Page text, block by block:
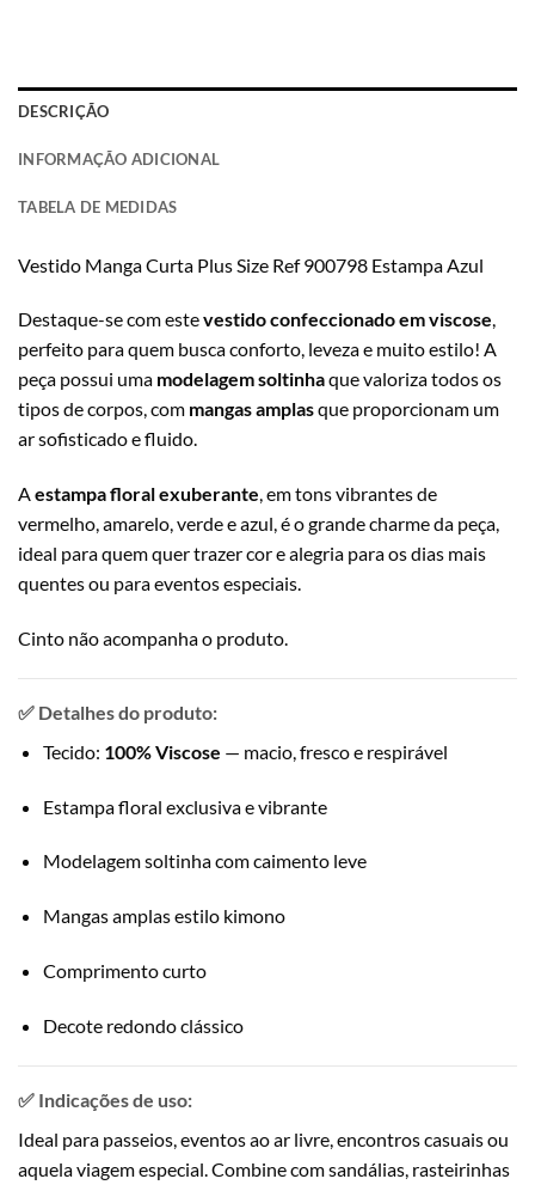
DESCRIÇÃO
INFORMAÇÃO ADICIONAL
TABELA DE MEDIDAS
Vestido Manga Curta Plus Size Ref 900798 Estampa Azul
Destaque-se com estevestido confeccionado em viscose,
perfeito para quem busca conforto, leveza e muito estilo! A
peça possui uma modelagem soltinhaque valoriza todos os
tipos de corpos, com mangas amplasque proporcionam um
ar sofisticado e fluido.
Aestampa floral exuberante, em tons vibrantes de
vermelho, amarelo, verde e azul, é o grande charme da peça,
ideal para quem quer trazer cor e alegria para os dias mais
quentes ou para eventos especiais.
Cinto não acompanha o produto.
✅ Detalhes do produto:
Tecido: 100% Viscose — macio, fresco e respirável
Estampa floral exclusiva e vibrante
Modelagem soltinha com caimento leve
Mangas amplas estilo kimono
Comprimento curto
Decote redondo clássico
✅ Indicações de uso:
Ideal para passeios, eventos ao ar livre, encontros casuais ou
aquela viagem especial. Combine com sandálias, rasteirinhas